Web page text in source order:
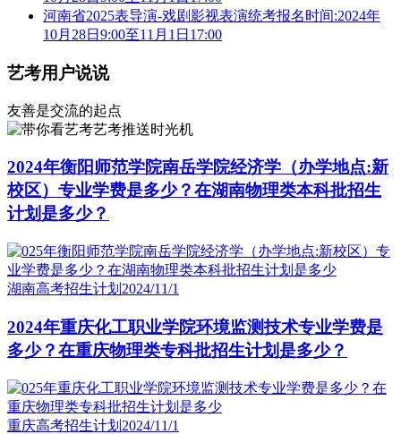
河南省2025表导演-戏剧影视表演统考报名时间:2024年
10月28日9:00至11月1日17:00
艺考用户说说
友善是交流的起点
艺考推送时光机
2024年衡阳师范学院南岳学院经济学（办学地点:新
校区）专业学费是多少？在湖南物理类本科批招生
计划是多少？
湖南高考招生计划 2024/11/1
2024年重庆化工职业学院环境监测技术专业学费是
多少？在重庆物理类专科批招生计划是多少？
重庆高考招生计划 2024/11/1